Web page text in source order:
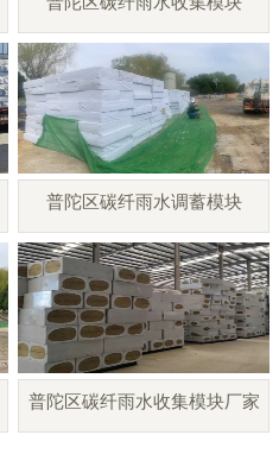
普陀区碳纤雨水调蓄模块
普陀区碳纤雨水收集模块厂家